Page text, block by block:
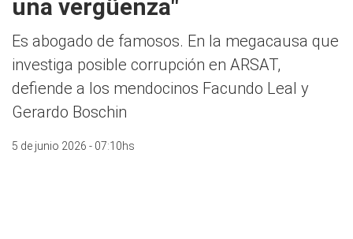
una vergüenza"
Es abogado de famosos. En la megacausa que
investiga posible corrupción en ARSAT,
defiende a los mendocinos Facundo Leal y
Gerardo Boschin
5 de junio 2026 - 07:10hs